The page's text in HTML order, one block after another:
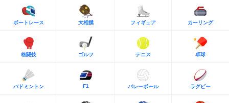
ボートレース 大相撲 フィギュア カーリング
格闘技 ゴルフ テニス 卓球
バドミントン F1 バレーボール ラグビー